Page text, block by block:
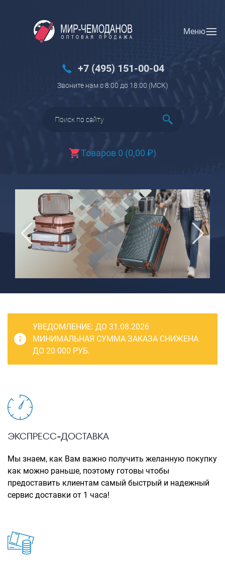
Меню
+7 (495) 151-00-04
Звоните нам с 8:00 до 18:00 (МCK)
Товаров 0 (0,00 ₽)
Вход Регистрация
Багаж
Чемоданы
Чемоданы детские
Пилоты на колесах
чемоданов
Бьюти-кейсы
САКВОЯЖИ
РАСПРОДАЖА
Сумки
Сумки колесные
Сумки спортивные
Сумки деловые
Сумки поясные
Сумки пляжные
Рюкзаки городские
Рюкзаки школьные
Рюкзаки подростковые
УВЕДОМЛЕНИЕ: ДО 31.08.2026
МИНИМАЛЬНАЯ СУММА ЗАКАЗА СНИЖЕНА
ДО 20 000 РУБ.
ЭКСПРЕСС-ДОСТАВКА
Мы знаем, как Вам важно получить желанную покупку
как можно раньше, поэтому готовы чтобы
предоставить клиентам самый быстрый и надежный
сервис доставки от 1 часа!